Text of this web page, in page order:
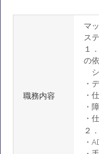
職務内容
マ
ス
１
の
・
・
・
・
２
・